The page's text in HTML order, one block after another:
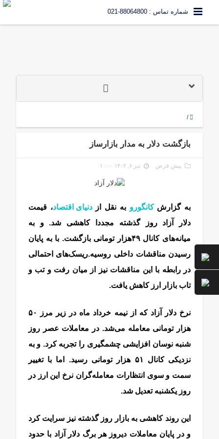
شماره تماس : 88064800-021
/
بازگشت دلار به مدار بازارساز
پیش فرض تیر ۶, ۱۴۰۲ ۱۰:۰۰
به گزارشکانگورو به نقل ازدنیای اقتصاد، قیمت
دلار آزاد روز گذشته مجددا کاهشی شد. و به
میانه‌های کانال ۴۹هزار تومانی بازگشت. با به پایان
رسیدن مناقشات داخلی روسیه.ریسک‌های احتمالی
در رابطه با این مناقشات نیز از میان رفت و تب و
تاب بازار ارز کاهش یافت.
نرخ دلار آزاد که از نیمه خرداد ماه در زیر مرز ۵۰
هزار تومانی معامله می‌شد. در معاملات عصر روز
شنبه نوسان افزایشی چشمگیری را تجربه کرد. و به
نزدیکی کانال ۵۱ هزار تومانی رسید. اما با تغییر
سمت و سوی انتظارات معامله‌گران نرخ این ارز در
روز یکشنبه تعدیل شد.
این روند کاهشی به بازار روز گذشته نیز سرایت کرد
و در پایان معاملات دیروز هر برگ دلار آزاد با حدود